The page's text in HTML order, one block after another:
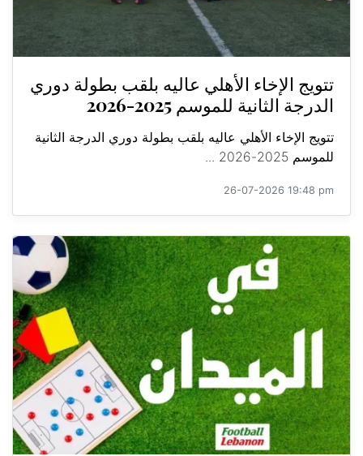
تتويج الإخاء الأهلي عاليه بلقب بطولة دوري
الدرجة الثانية للموسم 2025-2026
تتويج الإخاء الأهلي عاليه بلقب بطولة دوري الدرجة الثانية
للموسم 2025-2026 ...
26-07-2026 19:48 pm